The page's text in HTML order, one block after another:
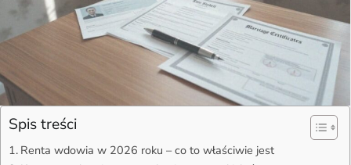
Spis treści
Renta wdowia w 2026 roku – co to właściwie jest